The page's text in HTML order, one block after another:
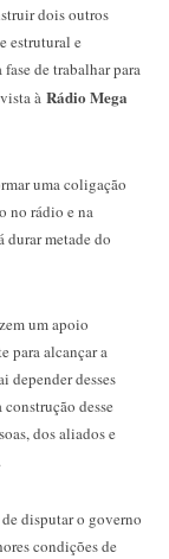
dois outros
estrutural e
de trabalhar para
à Rádio Mega
uma coligação
no rádio e na
durar metade do
um apoio
para alcançar a
depender desses
desse
dos aliados e
disputar o governo
condições de